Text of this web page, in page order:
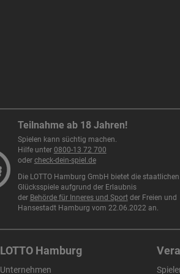
Teilnahme ab 18 Jahren!
Spielen kann süchtig machen.
Hilfe unter 0800-13 72 700
oder check-dein-spiel.de
Die LOTTO Hamburg GmbH bietet die staatlichen
Glücksspiele aufgrund der Erlaubnis
der Behörde für Inneres und Sportder Freien und
Hansestadt Hamburg vom 22.06.2022 an.
LOTTO Hamburg
Unternehmen